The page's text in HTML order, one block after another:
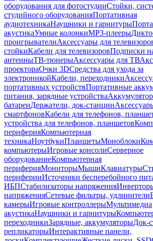
оборудования для фотостудииСтойки,
студийного оборудованияПортативная
аудиотехникаНаушники и гарнитуры
акустикаУмные колонкиMP3-плееры
проигрывателиАксессуары для
стойкиКабели для телевизоровПодписки
антенныТВ-тюнерыАксессуары для ТВ
проектораОчки 3DСредства для ухода за
электроникойКабели, переходники
портативных устройствПортативные
питания, зарядные устройства
батареиДержатели, док-станции
смартфоновКабели для телефонов,
устройства для телефонов, планшетов
периферияКомпьютерная
техникаНоутбукиПланшетыМоноблоки
компьютерыИгровые консолиСерверное
оборудованиеКомпьютерная
периферияМониторыМышиКлавиатуры
периферииИсточники бесперебойного
ИБПСтабилизаторы напряжения
напряженияСетевые фильтры, удлинители
камерыИгровые контроллерыМультимедиа
акустикаНаушники и гарнитуры
переходникиЗарядные, аккумуляторыДок-
репликаторыИнтерактивные панели,